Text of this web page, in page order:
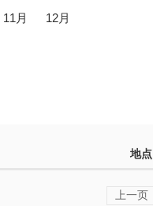
11月
12月
地点
上一页